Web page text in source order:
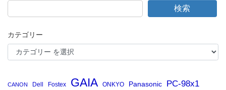
検索
カテゴリー
CANON Dell Fostex GAIA ONKYO Panasonic PC-98x1